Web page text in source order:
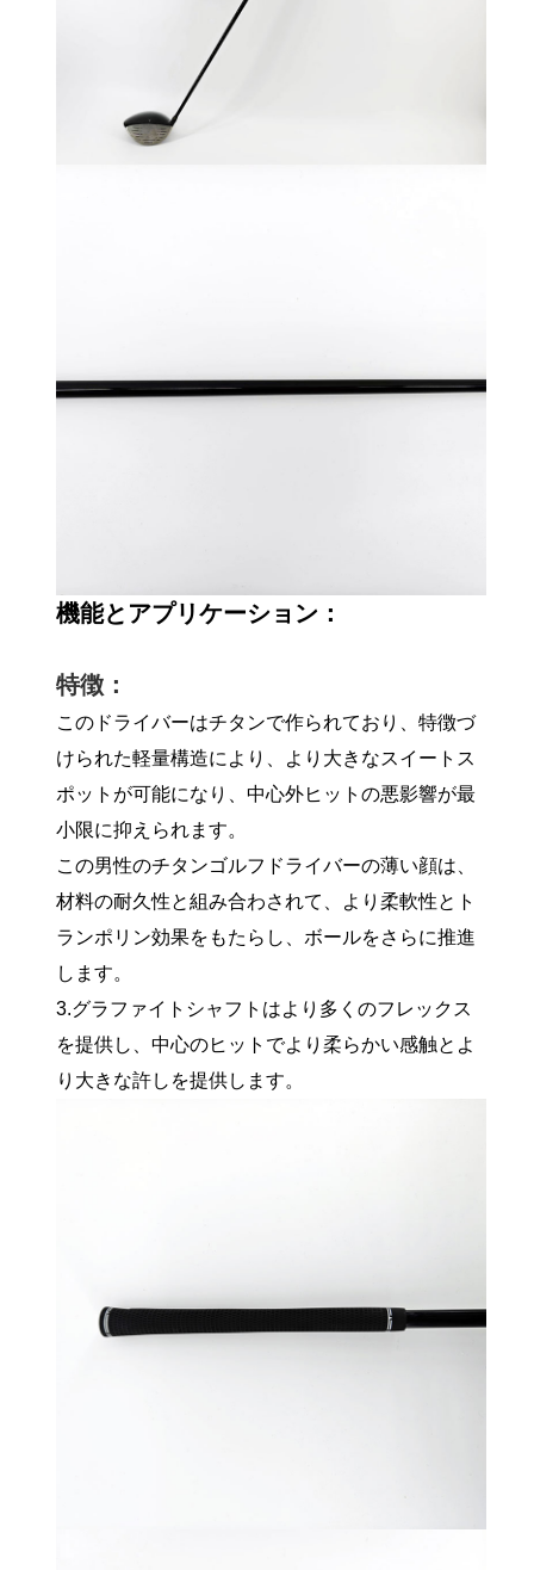
機能とアプリケーション：
特徴：
このドライバーはチタンで作られており、特徴づ
けられた軽量構造により、より大きなスイートス
ポットが可能になり、中心外ヒットの悪影響が最
小限に抑えられます。
この男性のチタンゴルフドライバーの薄い顔は、
材料の耐久性と組み合わされて、より柔軟性とト
ランポリン効果をもたらし、ボールをさらに推進
します。
3.グラファイトシャフトはより多くのフレックス
を提供し、中心のヒットでより柔らかい感触とよ
り大きな許しを提供します。